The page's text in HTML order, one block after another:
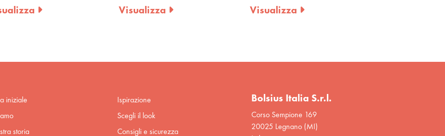
Visualizza
Visualizza
iniziale
storia
Ispirazione
Scegli il look
Consigli e sicurezza
Bolsius Italia S.r.l.
Corso Sempione 169
20025 Legnano (MI)